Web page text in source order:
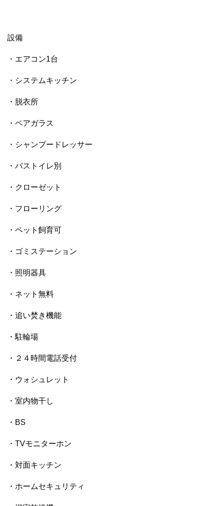
設備
・エアコン1台
・システムキッチン
・脱衣所
・ペアガラス
・シャンプードレッサー
・バストイレ別
・クローゼット
・フローリング
・ペット飼育可
・ゴミステーション
・照明器具
・ネット無料
・追い焚き機能
・駐輪場
・２４時間電話受付
・ウォシュレット
・室内物干し
・BS
・TVモニターホン
・対面キッチン
・ホームセキュリティ